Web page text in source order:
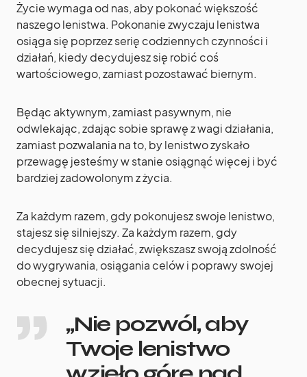
Życie wymaga od nas, aby pokonać większość
naszego lenistwa. Pokonanie zwyczaju lenistwa
osiąga się poprzez serię codziennych czynności i
działań, kiedy decydujesz się robić coś
wartościowego, zamiast pozostawać biernym.
Będąc aktywnym, zamiast pasywnym, nie
odwlekając, zdając sobie sprawę z wagi działania,
zamiast pozwalania na to, by lenistwo zyskało
przewagę jesteśmy w stanie osiągnąć więcej i być
bardziej zadowolonym z życia.
Za każdym razem, gdy pokonujesz swoje lenistwo,
stajesz się silniejszy. Za każdym razem, gdy
decydujesz się działać, zwiększasz swoją zdolność
do wygrywania, osiągania celów i poprawy swojej
obecnej sytuacji.
„Nie pozwól, aby
Twoje lenistwo